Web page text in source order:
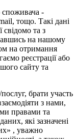
споживача -
тощо. Такі дані
свідомо та з
на нашому
на отримання
реєстрації або
сайту та
брати участь
з нами,
правами та
які зазначені
, уважно